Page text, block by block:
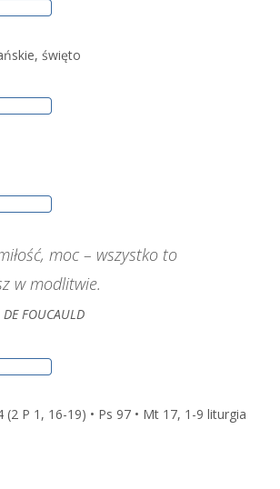
święto
moc – wszystko to
w modlitwie.
FOUCAULD
(2 P 1, 16-19) • Ps 97 • Mt 17, 1-9 liturgia